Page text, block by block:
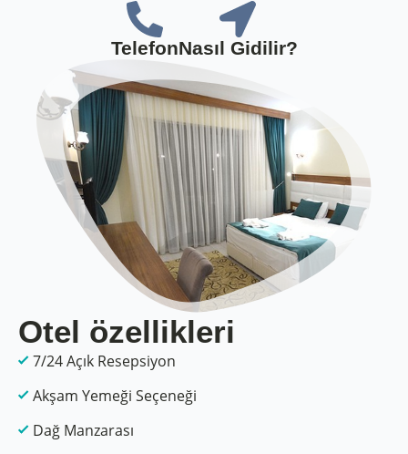
TelefonNasıl Gidilir?
Otel özellikleri
7/24 Açık Resepsiyon
Akşam Yemeği Seçeneği
Dağ Manzarası